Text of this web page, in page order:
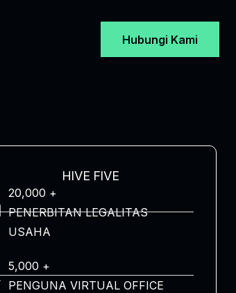
Hubungi Kami
HIVE FIVE
20,000 +
PENERBITAN LEGALITAS
USAHA
5,000 +
PENGUNA VIRTUAL OFFICE